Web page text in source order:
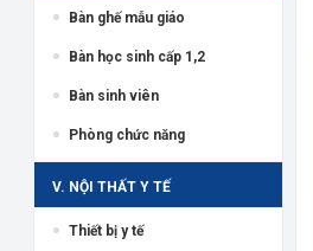
Bàn ghế mẫu giáo
Bàn học sinh cấp 1,2
Bàn sinh viên
Phòng chức năng
V. NỘI THẤT Y TẾ
Thiết bị y tế